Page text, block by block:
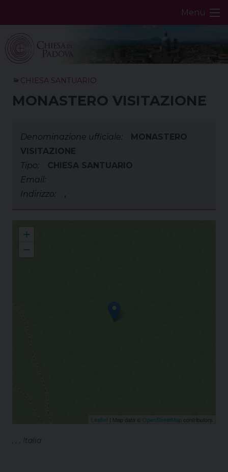
Menu
CHIESA SANTUARIO
MONASTERO VISITAZIONE
Denominazione ufficiale:
MONASTERO
VISITAZIONE
Tipo:
CHIESA SANTUARIO
Email:
Indirizzo:
,
+
−
Leaflet | Map data © OpenStreetMap contributors
, , , Italia